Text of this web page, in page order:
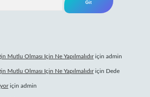
Mutlu Olması Için Ne Yapılmalıdıriçin admin
Mutlu Olması Için Ne Yapılmalıdıriçin Dede
için admin